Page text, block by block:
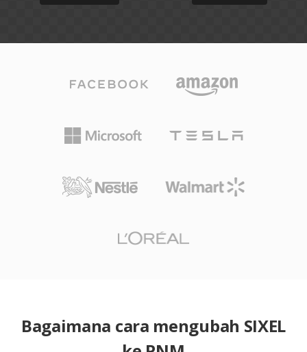
Bagaimana cara mengubah SIXEL